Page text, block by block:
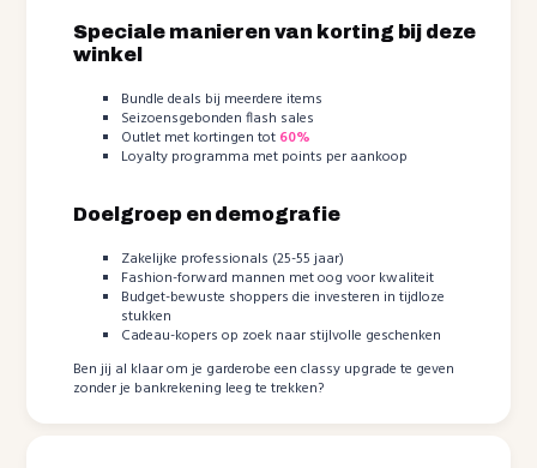
Speciale manieren van korting bij deze
winkel
Bundle deals bij meerdere items
Seizoensgebonden flash sales
Outlet met kortingen tot 60%
Loyalty programma met points per aankoop
Doelgroep en demografie
Zakelijke professionals (25-55 jaar)
Fashion-forward mannen met oog voor kwaliteit
Budget-bewuste shoppers die investeren in tijdloze
stukken
Cadeau-kopers op zoek naar stijlvolle geschenken
Ben jij al klaar om je garderobe een classy upgrade te geven
zonder je bankrekening leeg te trekken?